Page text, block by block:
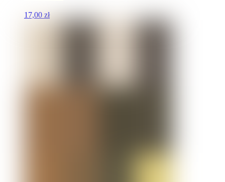
17,00 zł